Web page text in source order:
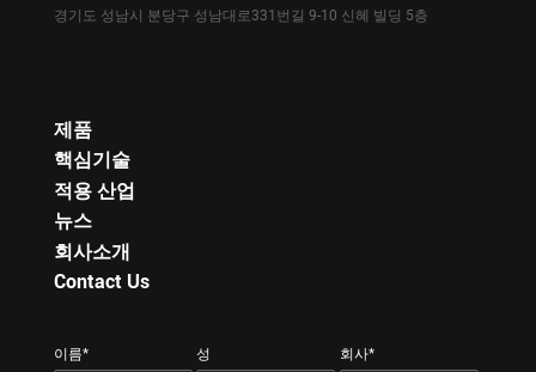
경기도 성남시 분당구 성남대로331번길 9-10 신혜 빌딩 5층
제품
핵심기술
적용 산업
뉴스
회사소개
Contact Us
이름* 성 회사*